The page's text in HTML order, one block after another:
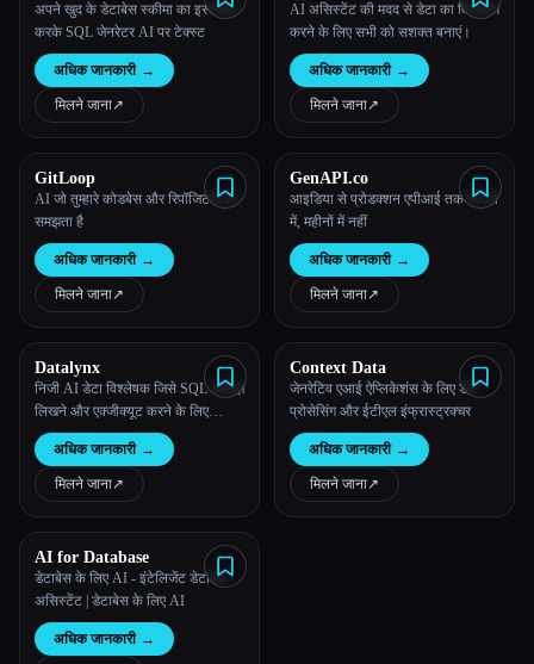
अपने खुद के डेटाबेस स्कीमा का इस्तेमाल
करके SQL जेनरेटर AI पर टेक्स्ट
अधिक जानकारी →
मिलने जाना↗︎
AI असिस्टेंट की मदद से डेटा का विश्लेषण
करने के लिए सभी को सशक्त बनाएं।
अधिक जानकारी →
मिलने जाना↗︎
GitLoop
AI जो तुम्हारे कोडबेस और रिपॉजिटरी को
समझता है
अधिक जानकारी →
मिलने जाना↗︎
GenAPI.co
आइडिया से प्रोडक्शन एपीआई तक मिनटों
में, महीनों में नहीं
अधिक जानकारी →
मिलने जाना↗︎
Datalynx
निजी AI डेटा विश्लेषक जिसे SQL क्वेरीज़
लिखने और एक्जीक्यूट करने के लिए
डिज़ाइन किया गया है। Datalynx तुम्हारी
सेल्स और ऑपरेशन के बारे में बिज़नेस के
सवालों के जवाब कुछ ही सेकंड में दे सकता
है।
अधिक जानकारी →
मिलने जाना↗︎
Context Data
जेनरेटिव एआई ऐप्लिकेशंस के लिए डेटा
प्रोसेसिंग और ईटीएल इंफ्रास्ट्रक्चर
अधिक जानकारी →
मिलने जाना↗︎
AI for Database
डेटाबेस के लिए AI - इंटेलिजेंट डेटाबेस
असिस्टेंट | डेटाबेस के लिए AI
अधिक जानकारी →